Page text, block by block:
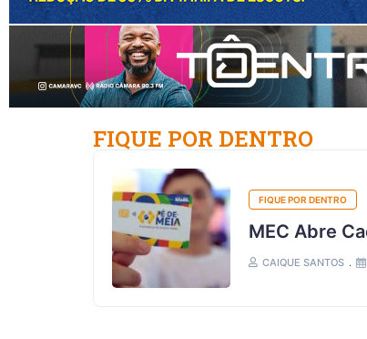
FIQUE POR DENTRO
FIQUE POR DENTRO
MEC Abre
CAIQUE SANTOS